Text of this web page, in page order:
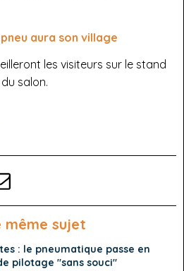
aura son village
les visiteurs sur le stand
salon.
même sujet
: le pneumatique passe en
pilotage "sans souci"